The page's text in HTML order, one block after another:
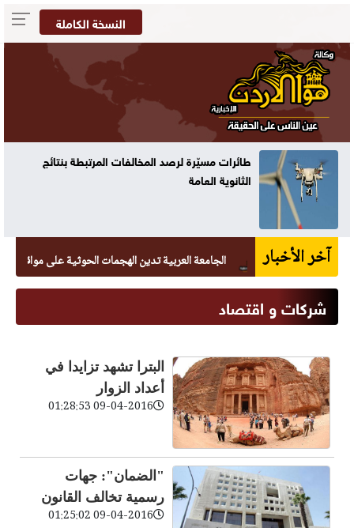
النسخة الكاملة
طائرات مسيّرة لرصد المخالفات المرتبطة بنتائج
الثانوية العامة
آخر الأخبار الجامعة العربية تدين الهجمات الحوثية على مواقع يمنية
شركات و اقتصاد
البترا تشهد تزايدا في
أعداد الزوار
09-04-2016 01:28:53
"الضمان": جهات
رسمية تخالف القانون
09-04-2016 01:25:02